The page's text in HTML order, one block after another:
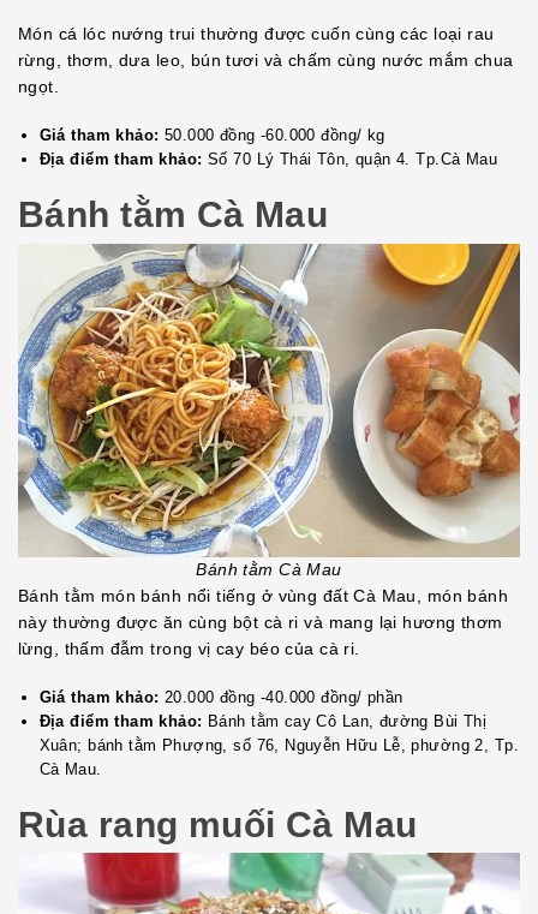
Món cá lóc nướng trui thường được cuốn cùng các loại rau
rừng, thơm, dưa leo, bún tươi và chấm cùng nước mắm chua
ngọt.
Giá tham khảo: 50.000 đồng -60.000 đồng/ kg
Địa điểm tham khảo: Số 70 Lý Thái Tôn, quận 4. Tp.Cà Mau
Bánh tằm Cà Mau
Bánh tằm Cà Mau
Bánh tằm món bánh nổi tiếng ở vùng đất Cà Mau, món bánh
này thường được ăn cùng bột cà ri và mang lại hương thơm
lừng, thấm đẫm trong vị cay béo của cà ri.
Giá tham khảo: 20.000 đồng -40.000 đồng/ phần
Địa điểm tham khảo: Bánh tằm cay Cô Lan, đường Bùi Thị
Xuân; bánh tằm Phượng, số 76, Nguyễn Hữu Lễ, phường 2, Tp.
Cà Mau.
Rùa rang muối Cà Mau